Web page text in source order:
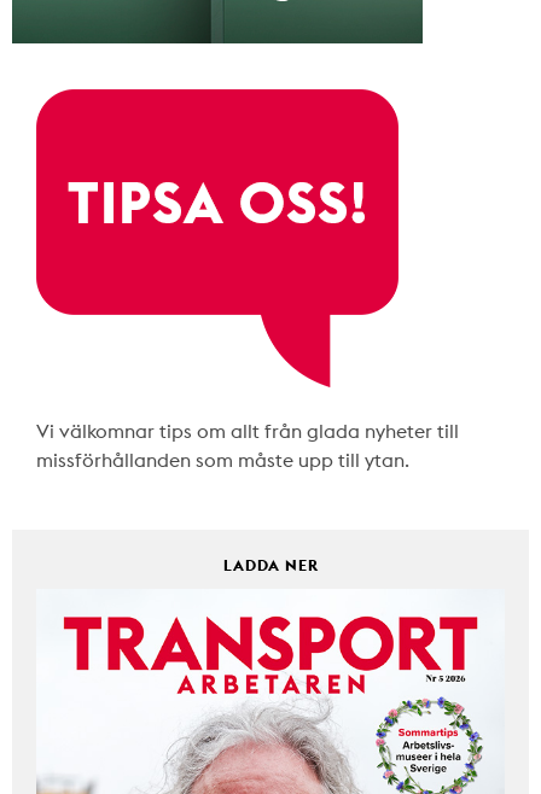
Vi välkomnar tips om allt från glada nyheter till
missförhållanden som måste upp till ytan.
LADDA NER